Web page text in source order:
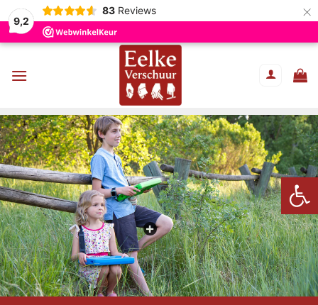
9,2
83 Reviews ×
Ga
naar
inhoud